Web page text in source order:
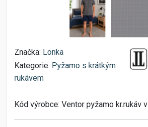
Značka: Lonka
Kategorie: Pyžamo s krátkým
rukávem
Kód výrobce: Ventor pyžamo kr.rukáv